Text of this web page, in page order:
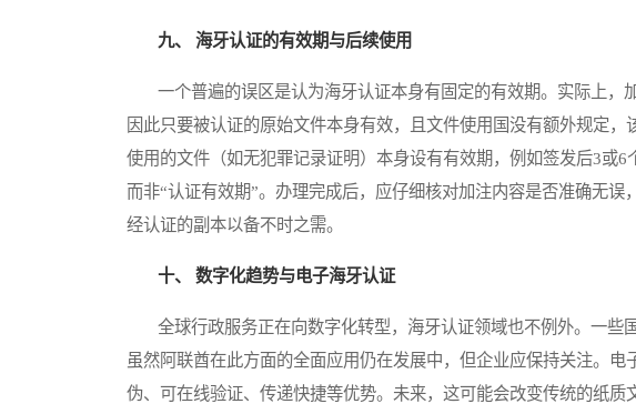
九、 海牙认证的有效期与后续使用
一个普遍的误区是认为海牙认证本身有固定的有效期。实际上，加
因此只要被认证的原始文件本身有效，且文件使用国没有额外规定
使用的文件（如无犯罪记录证明）本身设有有效期，例如签发后3或6
而非“认证有效期”。办理完成后，应仔细核对加注内容是否准确无
经认证的副本以备不时之需。
十、 数字化趋势与电子海牙认证
全球行政服务正在向数字化转型，海牙认证领域也不例外。一些国
虽然阿联酋在此方面的全面应用仍在发展中，但企业应保持关注。
伪、可在线验证、传递快捷等优势。未来，这可能会改变传统的纸质